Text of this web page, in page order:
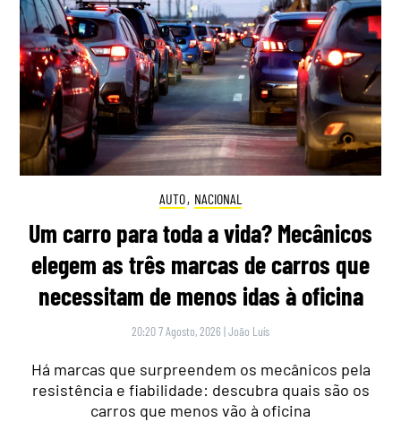
AUTO, NACIONAL
Um carro para toda a vida? Mecânicos
elegem as três marcas de carros que
necessitam de menos idas à oficina
20:20 7 Agosto, 2026 |João Luís
Há marcas que surpreendem os mecânicos pela
resistência e fiabilidade: descubra quais são os
carros que menos vão à oficina